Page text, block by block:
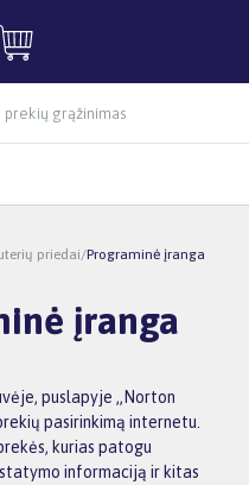
prekių grąžinimas
priedai/Programinė įranga
įranga
puslapyje „Norton
pasirinkimą internetu.
kurias patogu
informaciją ir kitas